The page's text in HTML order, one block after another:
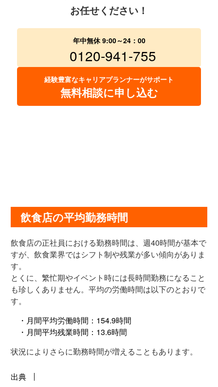
お任せください！
年中無休 9:00～24：00
0120-941-755
経験豊富なキャリアプランナーがサポート
無料相談に申し込む
飲食店の平均勤務時間
飲食店の正社員における勤務時間は、週40時間が基本で
すが、飲食業界ではシフト制や残業が多い傾向がありま
す。
とくに、繁忙期やイベント時には長時間勤務になること
も珍しくありません。平均の労働時間は以下のとおりで
す。
・月間平均労働時間：154.9時間
・月間平均残業時間：13.6時間
状況によりさらに勤務時間が増えることもあります。
出典